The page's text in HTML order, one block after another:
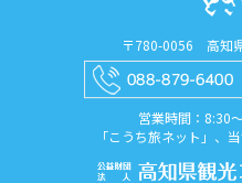
〒780-0056 高知
営業時間：8:30
「こうち旅ネット」、